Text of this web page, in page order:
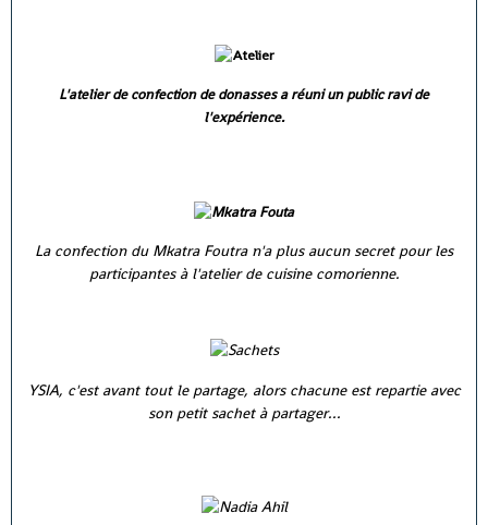
L'atelier de confection de donasses a réuni un public ravi de
l'expérience.
La confection du Mkatra Foutra n'a plus aucun secret pour les
participantes à l'atelier de cuisine comorienne.
YSIA, c'est avant tout le partage, alors chacune est repartie avec
son petit sachet à partager...